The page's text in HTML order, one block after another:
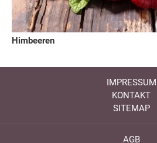
Himbeeren
IMPRESSUM
KONTAKT
SITEMAP
AGB